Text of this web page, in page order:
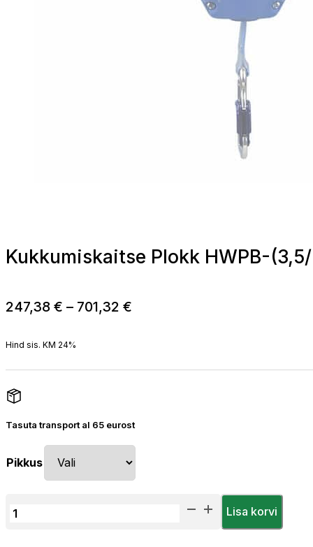
Kukkumiskaitse Plokk HWPB-
247,38 € – 701,32 €
Hind sis. KM 24%
Tasuta transport al 65 eurost
Pikkus
Kukkumiskaitse
Lisa korvi